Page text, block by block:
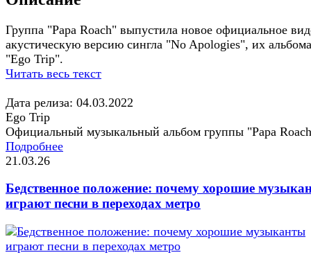
Группа "Papa Roach" выпустила новое официальное
акустическую версию сингла "No Apologies", их альбома
"Ego Trip".
Читать весь текст
Дата релиза: 04.03.2022
Ego Trip
Официальный музыкальный альбом группы "Papa
Подробнее
21.03.26
Бедственное положение: почему хорошие
играют песни в переходах метро